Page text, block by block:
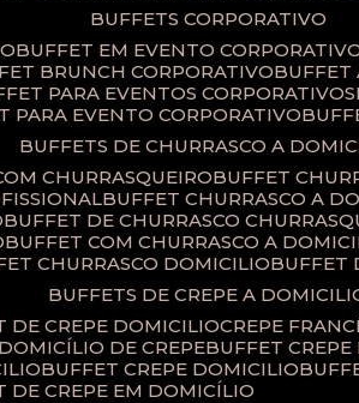
BUFFETS CORPORATIVO
BUFFET EM EVENTO
BRUNCH CORPORATIVO
PARA EVENTOS CORPORATIVOS
PARA EVENTO CORPORATIVO
BUFFETS DE CHURRASCO A
CHURRASQUEIRO
BUFFET
BUFFET CHURRASCO A
BUFFET DE CHURRASCO
BUFFET COM CHURRASCO A
CHURRASCO DOMICILIO
BUFFETS DE CREPE A
DE CREPE DOMICILIO
CREPE
DOMICÍLIO DE CREPE BUFFET
BUFFET CREPE DOMICILIO
DE CREPE EM DOMICÍLIO